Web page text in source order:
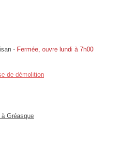
- Fermée, ouvre lundi à 7h00
de démolition
Gréasque